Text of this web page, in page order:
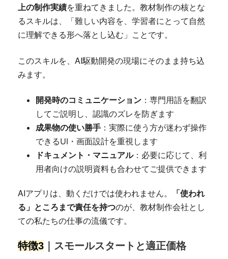
上の制作実績を重ねてきました。教材制作の核とな
るスキルは、「難しい内容を、学習者にとって自然
に理解できる形へ落とし込む」ことです。
このスキルを、AI駆動開発の現場にそのまま持ち込
みます。
開発時のコミュニケーション ：専門用語を翻訳
してご説明し、認識のズレを防ぎます
成果物の使い勝手 ：実際に使う方が迷わず操作
できるUI・画面設計を重視します
ドキュメント・マニュアル：必要に応じて、利
用者向けの説明資料も合わせてご提供できます
AIアプリは、動くだけでは使われません。
「使われ
る」ところまで責任を持つのが、教材制作会社とし
ての私たちの仕事の流儀です。
特徴3 ｜スモールスタートと適正価格